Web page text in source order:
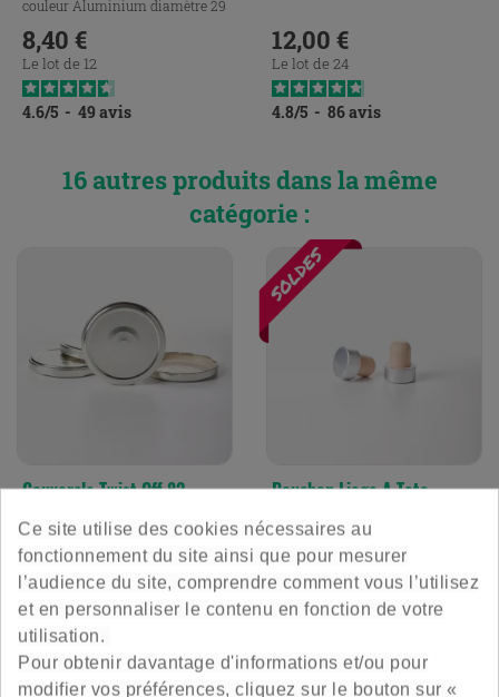
couleur Aluminium diamètre 29
Prix
8,40 €
Le lot de 12
4.6/5 - 49 avis
Prix
12,00 €
Le lot de 24
4.8/5 - 86avis
16 autres produits dans la même
catégorie :
Couvercle Twist Off 82
Sterilisable - Argent
Pour stériliser vos préparations
Prix
4,20 €
Le lot de 12
4.8/5- 636avis
Bouchon Liege A Tete
Couleur Aluminium
Bouchon liège naturel à tête
couleur Aluminium diamètre 29
Prix
8,40 €
4.6 5- 49 avis
Ce site utilise des cookies nécessaires au
fonctionnement du site ainsi que pour mesurer
l’audience du site, comprendre comment vous l’utilisez
et en personnaliser le contenu en fonction de votre
utilisation.
Pour obtenir davantage d'informations et/ou pour
modifier vos préférences, cliquez sur le bouton sur «